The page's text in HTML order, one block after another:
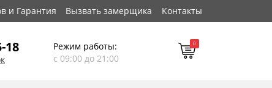
и Гарантия Вызвать замерщика Контакты
18
Режим работы:
с 09:00 до 21:00
0